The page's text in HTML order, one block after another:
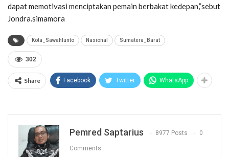
dapat memotivasi menciptakan pemain berbakat kedepan,”sebut
Jondra.simamora
Kota_Sawahlunto Nasional Sumatera_Barat
302
Share Facebook Twitter WhatsApp
Pemred Saptarius 8977 Posts 0
Comments